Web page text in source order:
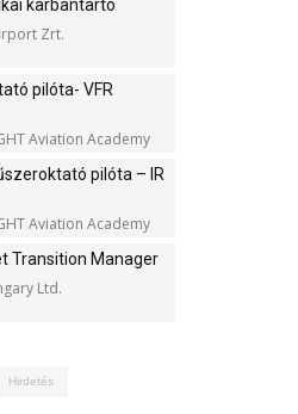
karbantartó
Zrt.
pilóta- VFR
Aviation Academy
pilóta – IR
Aviation Academy
Transition Manager
Ltd.
Hirdetés